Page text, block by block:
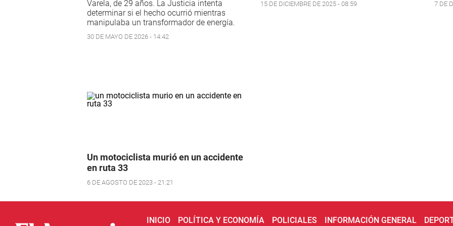
Varela, de 29 años. La Justicia intenta
determinar si el hecho ocurrió mientras
manipulaba un transformador de energía.
30 DE MAYO DE 2026 - 14:42
15 DE DICIEMBRE DE 2025 - 08:59 7 DE
Un motociclista murió en un accidente
en ruta 33
6 DE AGOSTO DE 2023 - 21:21
INICIO POLÍTICA Y ECONOMÍA POLICIALES INFORMACIÓN GENERAL